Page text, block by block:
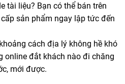
tài liệu? Bạn có thể bán trên
sản phẩm ngay lập tức đến
cách địa lý không hề khó
online đắt khách nào đi chăng
mới được.